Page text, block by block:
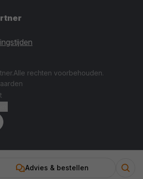
Advies & bestellen
Alle rechten voorbehouden.